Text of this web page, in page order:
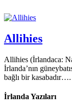
Allihies
Allihies (İrlandaca:
İrlanda’nın
bağlı bir kasabadır….
İrlanda Yazıları